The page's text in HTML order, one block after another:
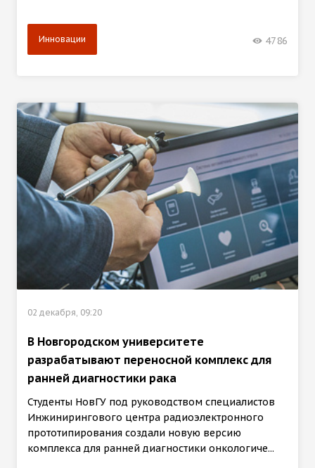
Инновации 4786
02 декабря, 09:20
В Новгородском университете
разрабатывают переносной комплекс для
ранней диагностики рака
Студенты НовГУ под руководством специалистов
Инжинирингового центра радиоэлектронного
прототипирования создали новую версию
комплекса для ранней диагностики онкологиче...